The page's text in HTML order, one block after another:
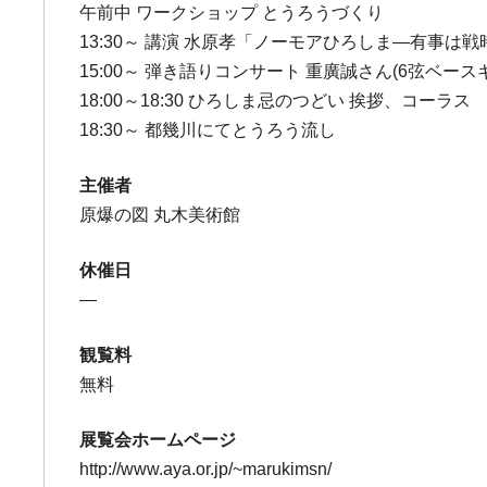
午前中 ワークショップ とうろうづくり
13:30～ 講演 水原孝「ノーモアひろしま―有事は戦
15:00～ 弾き語りコンサート 重廣誠さん(6弦ベース
18:00～18:30 ひろしま忌のつどい 挨拶、コーラス
18:30～ 都幾川にてとうろう流し
主催者
原爆の図 丸木美術館
休催日
―
観覧料
無料
展覧会ホームページ
http://www.aya.or.jp/~marukimsn/